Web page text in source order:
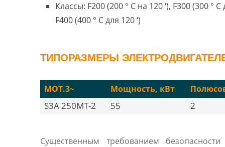
Классы: F200 (200 ° C на 120 ‘), F300 (300 ° C
F400 (400 ° C для 120 ‘)
ТИПОРАЗМЕРЫ
MOT.3~ Мощность, кВт
S3A 250MT-2 55 2
Существенным требованием безопасности